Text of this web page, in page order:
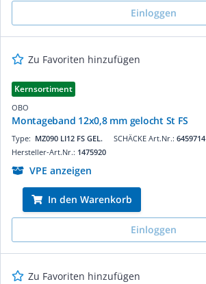
Einloggen
Zu Favoriten hinzufügen
Kernsortiment
OBO
Montageband 12x0,8 mm gelocht St FS
SCHÄCKE Art.Nr.: 6459714
Type: MZ090 LI12 FS GEL.
Hersteller-Art.Nr.: 1475920
VPE anzeigen
In den Warenkorb
Einloggen
Zu Favoriten hinzufügen